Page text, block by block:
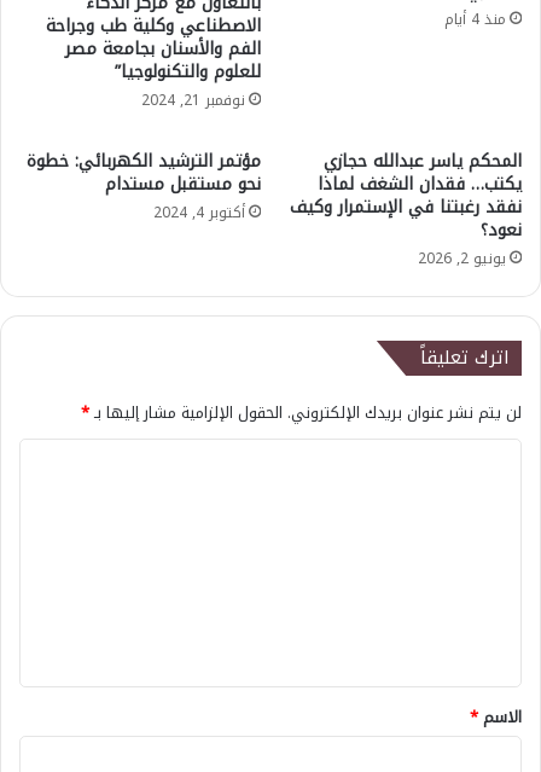
منذ 4 أيام الاصطناعي وكلية طب وجراحة
الفم والأسنان بجامعة مصر
للعلوم والتكنولوجيا”
نوفمبر 21, 2024
المحكم ياسر عبدالله حجازي
يكتب… فقدان الشغف لماذا
نفقد رغبتنا في الإستمرار وكيف
نعود؟
يونيو 2, 2026
مؤتمر الترشيد الكهربائي: خطوة
نحو مستقبل مستدام
أكتوبر 4, 2024
اترك تعليقاً
لن يتم نشر عنوان بريدك الإلكتروني. الحقول الإلزامية مشار إليها بـ*
*
الاسم*